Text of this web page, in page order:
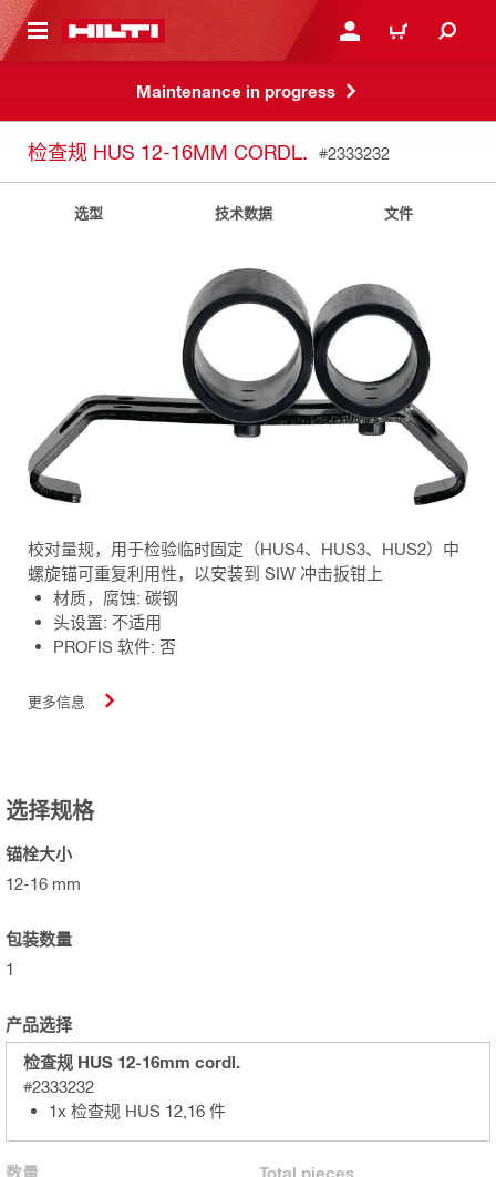
到主页 登录或注册购物车
Maintenance in progress
检查规 HUS 12-16MM CORDL. #2333232
选型 技术数据 文件
校对量规，用于检验临时固定（HUS4、HUS3、HUS2）中
螺旋锚可重复利用性，以安装到 SIW 冲击扳钳上
材质，腐蚀: 碳钢
头设置: 不适用
PROFIS 软件: 否
更多信息
选择规格
锚栓大小
12-16 mm
包装数量
1
产品选择
检查规 HUS 12-16mm cordl.
#2333232
1x 检查规 HUS 12,16 件
数量 Total pieces